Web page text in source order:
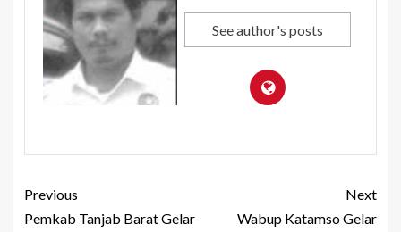
See author's posts
Previous
Pemkab Tanjab Barat Gelar
Next
Wabup Katamso Gelar